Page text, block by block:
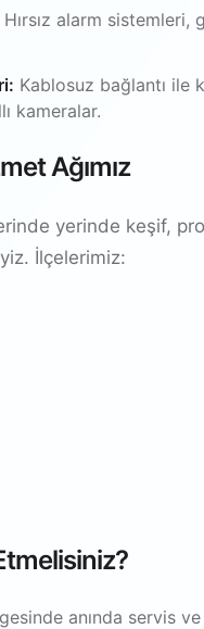
Hırsız alarm sistemleri,
Kablosuz bağlantı ile
kameralar.
Ağımız
yerinde keşif,
İlçelerimiz:
anında servis